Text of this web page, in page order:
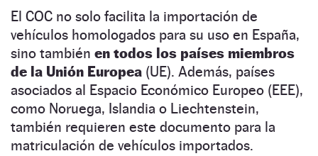
El COC no solo facilita la importación de
vehículos homologados para su uso en España,
sino también en todos los países miembros
de la Unión Europea (UE). Además, países
asociados al Espacio Económico Europeo (EEE),
como Noruega, Islandia o Liechtenstein,
también requieren este documento para la
matriculación de vehículos importados.